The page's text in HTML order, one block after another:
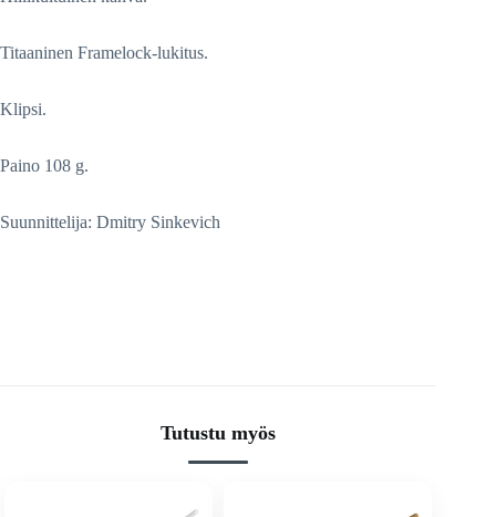
Titaaninen Framelock-lukitus.
Klipsi.
Paino 108 g.
Suunnittelija: Dmitry Sinkevich
Tutustu myös